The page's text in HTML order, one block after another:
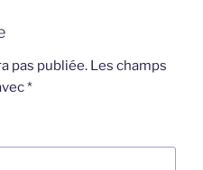
pas publiée. Les champs
*